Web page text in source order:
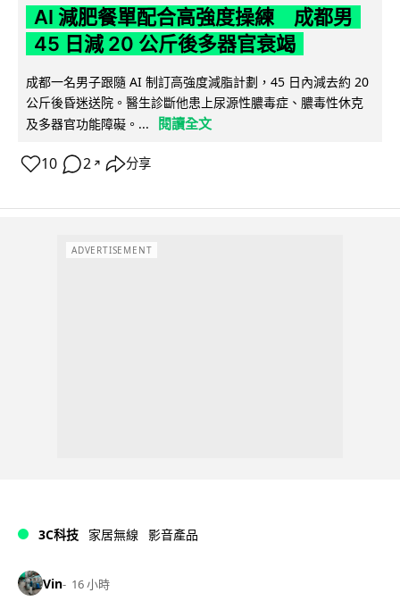
AI 減肥餐單配合高強度操練 成都男
45 日減 20 公斤後多器官衰竭
成都一名男子跟隨 AI 制訂高強度減脂計劃，45 日內減去約 20
公斤後昏迷送院。醫生診斷他患上尿源性膿毒症、膿毒性休克
及多器官功能障礙。...
閱讀全文
10 2 ↗ 分享
ADVERTISEMENT
3C科技 家居無線 影音產品
Vin 16 小時